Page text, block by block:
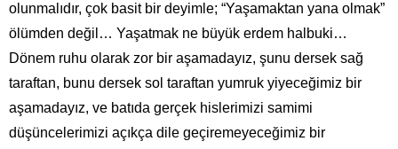
olunmalıdır, çok basit bir deyimle; “Yaşamaktan yana olmak”
ölümden değil… Yaşatmak ne büyük erdem halbuki…
Dönem ruhu olarak zor bir aşamadayız, şunu dersek sağ
taraftan, bunu dersek sol taraftan yumruk yiyeceğimiz bir
aşamadayız, ve batıda gerçek hislerimizi samimi
düşüncelerimizi açıkça dile geçiremeyeceğimiz bir